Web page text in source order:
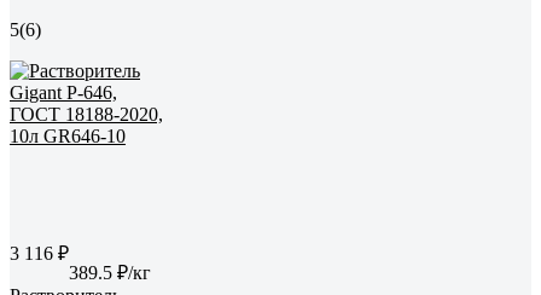
5(6)
3 116 ₽
389.5 ₽/кг